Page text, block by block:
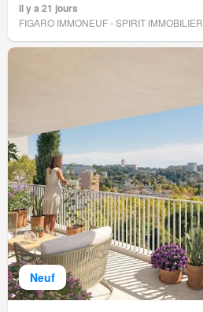
Il y a 21 jours
FIGARO IMMONEUF - SPIRIT IMMOBILIER
Neuf